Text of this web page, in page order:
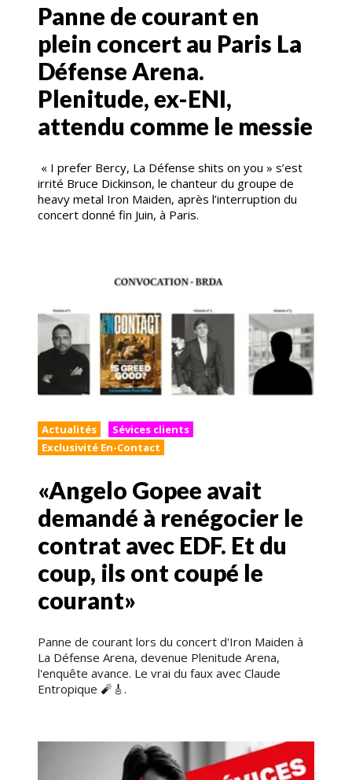
Panne de courant en
plein concert au Paris La
Défense Arena.
Plenitude, ex-ENI,
attendu comme le messie
« I prefer Bercy, La Défense shits on you » s’est
irrité Bruce Dickinson, le chanteur du groupe de
heavy metal Iron Maiden, après l’interruption du
concert donné fin Juin, à Paris.
Actualités
Sévices clients
Exclusivité En-Contact
«Angelo Gopee avait
demandé à renégocier le
contrat avec EDF. Et du
coup, ils ont coupé le
courant»
Panne de courant lors du concert d'Iron Maiden à
La Défense Arena, devenue Plenitude Arena,
l'enquête avance. Le vrai du faux avec Claude
Entropique 🧨​🎸.